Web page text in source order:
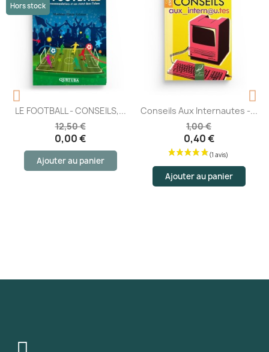
LE FOOTBALL - CONSEILS,...
12,50 €
0,00 €
Ajouter au panier
Hors stock
Conseils Aux Internautes -...
1,00 €
0,40 €
Ajouter au panier